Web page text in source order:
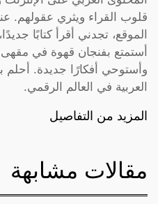
قلوب القراء ويثري عقولهم.
الموقع، تجدني أقرأ كتابًا
أستمتع بفنجان قهوة في مقهى
وأستوحي أفكارًا جديدة. أحلم
العربية في العالم الرقمي.
المزيد من التفاصيل
مقالات مشابهة